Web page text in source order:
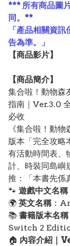
*** 所有商品圖
同。**
「產品相關資
告為準。」
【商品影片】
【商品簡介】
集合啦！動物森
指南｜Ver.3.0
必收
《集合啦！動
版本「完全攻略
有活動時間表、
計、時裝同島
推：「本書先係
🐾 遊戲中文名稱
🌍 英文名稱 ：
📚 書籍版本名稱
Switch 2
🏠 內容介紹｜